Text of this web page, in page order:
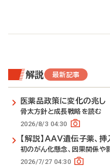
解説 最新記事
医薬品政策に変化の兆し
骨太方針と成長戦略を読む
2026/8/3 04:30
【解説】AAV遺伝子薬、
初のがん化懸念、因果関係や
2026/7/27 04:30